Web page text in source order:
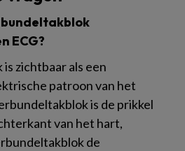
bundeltakblok
ECG?
zichtbaar als een
patroon van het
is de prikkel
van het hart,
de